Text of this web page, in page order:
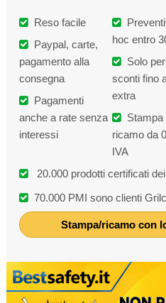
Reso facile
Paypal, carte,
pagamento alla
consegna
Pagamenti
anche a rate senza
interessi
hoc entro
Solo
sconti fino
extra
Stampa
ricamo da
IVA
20.000 prodotti certificati
70.000 PMI sono clienti
Stampa/ricamo con